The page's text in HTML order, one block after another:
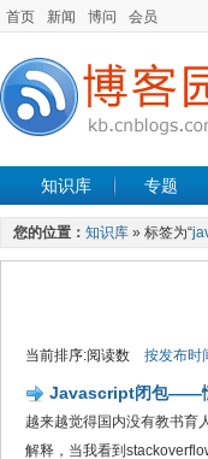
首页 新闻 博问 会员
知识库 专题
您的位置： 知识库 » 标签为“
当前排序:阅读数 按发布时
Javascript闭包——
越来越觉得国内没有教书育
解释，当我看到